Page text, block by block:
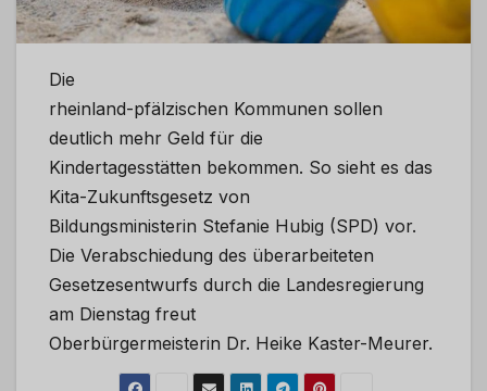
Die
rheinland-pfälzischen Kommunen sollen
deutlich mehr Geld für die
Kindertagesstätten bekommen. So sieht es das
Kita-Zukunftsgesetz von
Bildungsministerin Stefanie Hubig (SPD) vor.
Die Verabschiedung des überarbeiteten
Gesetzesentwurfs durch die Landesregierung
am Dienstag freut
Oberbürgermeisterin Dr. Heike Kaster-Meurer.